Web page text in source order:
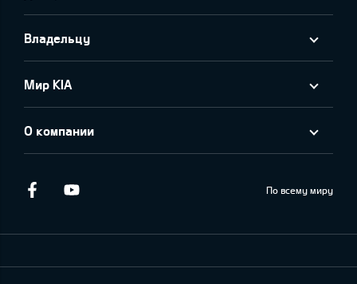
Владельцу
Мир KIA
О компании
Facebook По всему миру